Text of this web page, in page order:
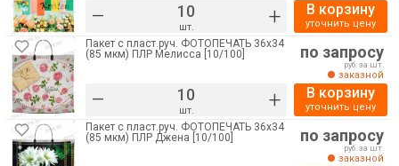
– шт. + В корзину
уточнить цену
Пакет с пласт.руч. ФОТОПЕЧАТЬ 36х34
(85 мкм) ПЛР Мелисса [10/100]
– шт. +
по запросу
руб. за шт.
заказной
В корзину
уточнить цену
Пакет с пласт.руч. ФОТОПЕЧАТЬ 36х34
(85 мкм) ПЛР Джена [10/100]
по запросу
руб. за шт.
заказной